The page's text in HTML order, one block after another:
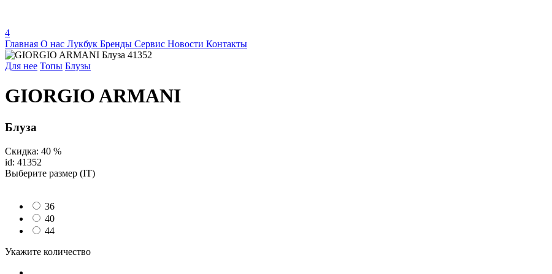
4
Главная О нас Лукбук Бренды Сервис Новости Контакты
Для нее Топы Блузы
GIORGIO ARMANI
Блуза
Скидка: 40 %
id: 41352
Выберите размер (IT)
36
40
44
Укажите количество